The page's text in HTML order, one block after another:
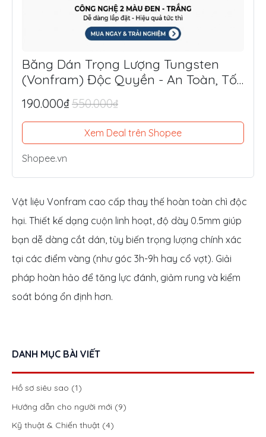
Băng Dán Trọng Lượng Tungsten
(Vonfram) Độc Quyền - An Toàn, Tối
Ưu Lực Đánh, Điểm Ngọt
190.000₫550.000₫
Xem Deal trên Shopee
Shopee.vn
Vật liệu Vonfram cao cấp thay thế hoàn toàn chì độc
hại. Thiết kế dạng cuộn linh hoạt, độ dày 0.5mm giúp
bạn dễ dàng cắt dán, tùy biến trọng lượng chính xác
tại các điểm vàng (như góc 3h-9h hay cổ vợt). Giải
pháp hoàn hảo để tăng lực đánh, giảm rung và kiểm
soát bóng ổn định hơn.
DANH MỤC BÀI VIẾT
Hồ sơ siêu sao (1)
Hướng dẫn cho người mới (9)
Kỹ thuật & Chiến thuật (4)